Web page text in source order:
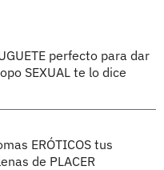
perfecto para dar
SEXUAL te lo dice
ERÓTICOS tus
de PLACER